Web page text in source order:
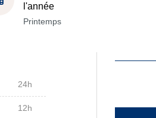
l'année
Printemps
24h
12h